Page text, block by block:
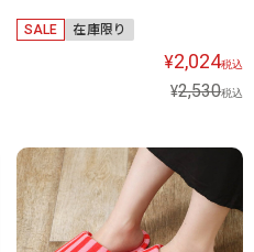
SALE 在庫限り
¥2,024税込
¥2,530税込